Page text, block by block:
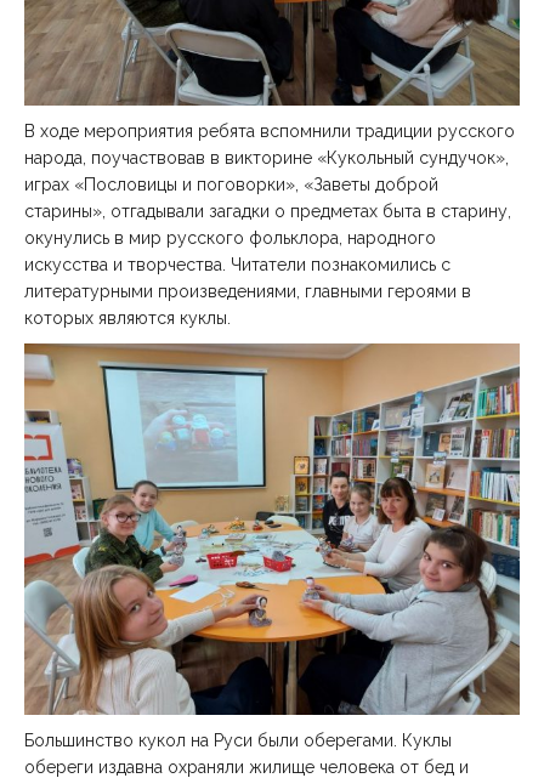
В ходе мероприятия ребята вспомнили традиции русского
народа, поучаствовав в викторине «Кукольный сундучок»,
играх «Пословицы и поговорки», «Заветы доброй
старины», отгадывали загадки о предметах быта в старину,
окунулись в мир русского фольклора, народного
искусства и творчества. Читатели познакомились с
литературными произведениями, главными героями в
которых являются куклы.
Большинство кукол на Руси были оберегами. Куклы
обереги издавна охраняли жилище человека от бед и